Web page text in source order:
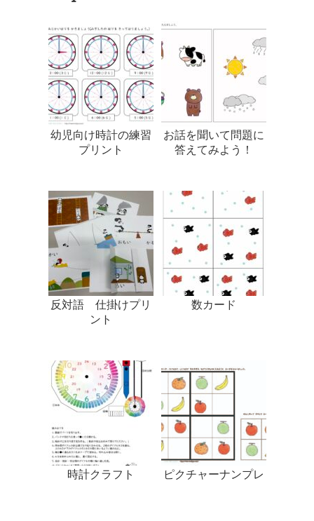
幼児向け時計の練習
プリント
お話を聞いて問題に
答えてみよう！
反対語 仕掛けプリ
ント
数カード
時計クラフト ピクチャーナンプレ